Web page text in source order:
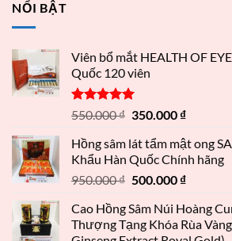
NỔI BẬT
Viên bổ mắt HEALTH OF
Quốc 120 viên
Được xếp
5 sao
550.000₫ 350.000 ₫
Hồng sâm lát tẩm mật ong
Khẩu Hàn Quốc Chính hãng
950.000₫ 500.000 ₫
Cao Hồng Sâm Núi Hoàng
Thượng Tạng Khóa Rùa